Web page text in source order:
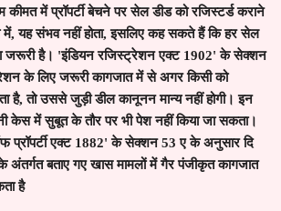
में प्रॉपर्टी बेचने पर सेल डीड को रजिस्टर्ड कराने
में, यह संभव नहीं होता, इसलिए कह सकते हैं कि हर सेल
जरूरी है। 'इंडियन रजिस्ट्रेशन एक्ट 1902' के सेक्शन
के लिए जरूरी कागजात में से अगर किसी को
है, तो उससे जुड़ी डील कानूनन मान्य नहीं होगी। इन
केस में सुबूत के तौर पर भी पेश नहीं किया जा सकता।
प्रॉपर्टी एक्ट 1882' के सेक्शन 53 ए के अनुसार दि
अंतर्गत बताए गए खास मामलों में गैर पंजीकृत कागजात
है